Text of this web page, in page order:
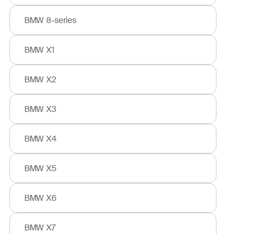
BMW 8-series
BMW X1
BMW X2
BMW X3
BMW X4
BMW X5
BMW X6
BMW X7